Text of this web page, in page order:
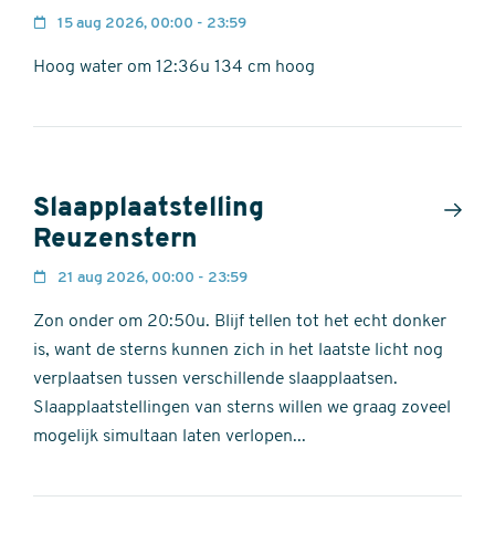
15 aug 2026, 00:00 - 23:59
Hoog water om 12:36u 134 cm hoog
Slaapplaatstelling
Reuzenstern
21 aug 2026, 00:00 - 23:59
Zon onder om 20:50u. Blijf tellen tot het echt donker
is, want de sterns kunnen zich in het laatste licht nog
verplaatsen tussen verschillende slaapplaatsen.
Slaapplaatstellingen van sterns willen we graag zoveel
mogelijk simultaan laten verlopen...